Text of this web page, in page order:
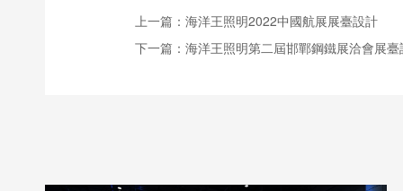
上一篇： 海洋王照明2022中國航展展臺設計
下一篇： 海洋王照明第二屆邯鄲鋼鐵展洽會展臺